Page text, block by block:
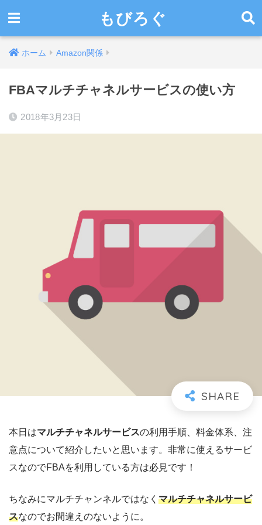
もびろぐ
ホーム Amazon関係
FBAマルチチャネルサービスの使い方
2018年3月23日
本日はマルチチャネルサービスの利用手順、料金体系、注
意点について紹介したいと思います。非常に使えるサービ
スなのでFBAを利用している方は必見です！
ちなみにマルチチャンネルではなく マルチチャネルサービ
スなのでお間違えのないように。